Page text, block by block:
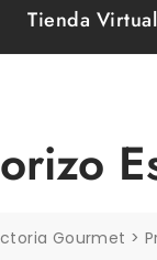
Tienda Virtual
Gourmet >